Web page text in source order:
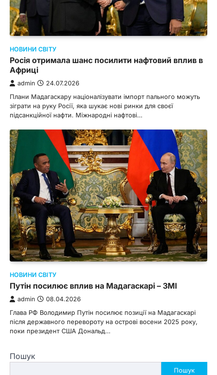
НОВИНИ СВІТУ
Росія отримала шанс посилити нафтовий вплив в
Африці
admin 24.07.2026
Плани Мадагаскару націоналізувати імпорт пального можуть
зіграти на руку Росії, яка шукає нові ринки для своєї
підсанкційної нафти. Міжнародні нафтові…
НОВИНИ СВІТУ
Путін посилює вплив на Мадагаскарі – ЗМІ
admin 08.04.2026
Глава РФ Володимир Путін посилює позиції на Мадагаскарі
після державного перевороту на острові восени 2025 року,
поки президент США Дональд…
Пошук
Пошук